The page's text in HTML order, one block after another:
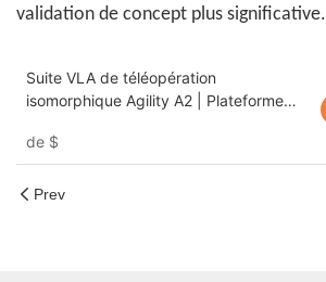
validation de concept plus significative.
Suite VLA de téléopération
isomorphique Agility A2 | Plateforme
pour la recherche en IA incarnée,
l'apprentissage robotique et la
validation rapide de concept
de $
Prev